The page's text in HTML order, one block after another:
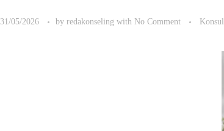
31/05/2026 by redakonseling with No Comment